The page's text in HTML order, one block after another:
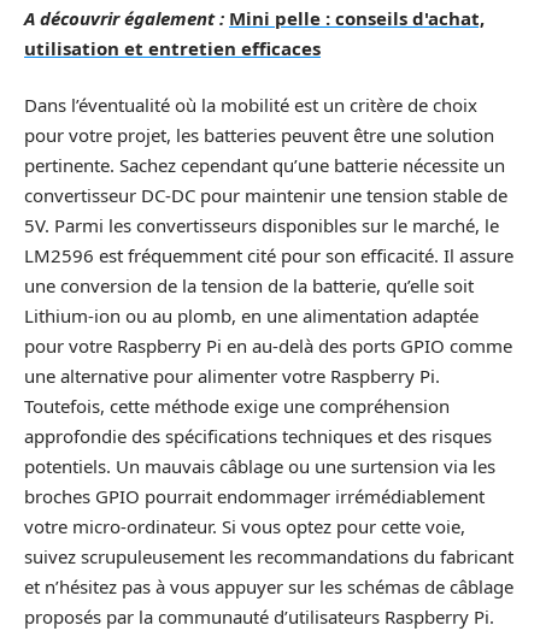
A découvrir également : Mini pelle : conseils d'achat,
utilisation et entretien efficaces
Dans l’éventualité où la mobilité est un critère de choix
pour votre projet, les batteries peuvent être une solution
pertinente. Sachez cependant qu’une batterie nécessite un
convertisseur DC-DC pour maintenir une tension stable de
5V. Parmi les convertisseurs disponibles sur le marché, le
LM2596 est fréquemment cité pour son efficacité. Il assure
une conversion de la tension de la batterie, qu’elle soit
Lithium-ion ou au plomb, en une alimentation adaptée
pour votre Raspberry Pi en au-delà des ports GPIO comme
une alternative pour alimenter votre Raspberry Pi.
Toutefois, cette méthode exige une compréhension
approfondie des spécifications techniques et des risques
potentiels. Un mauvais câblage ou une surtension via les
broches GPIO pourrait endommager irrémédiablement
votre micro-ordinateur. Si vous optez pour cette voie,
suivez scrupuleusement les recommandations du fabricant
et n’hésitez pas à vous appuyer sur les schémas de câblage
proposés par la communauté d’utilisateurs Raspberry Pi.